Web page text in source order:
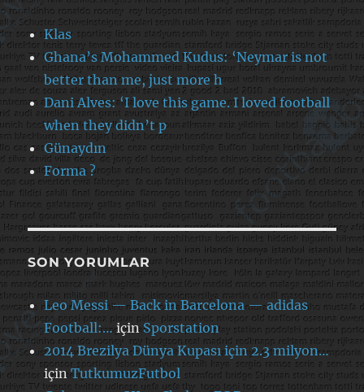
Klas
Ghana’s Mohammed Kudus: ‘Neymar is not
better than me, just more h
Dani Alves: ‘I love this game. I loved football
when they didn’t p
Günaydın
Forma ?
SON YORUMLAR
Leo Messi — Back in Barcelona — adidas
Football:…için Sporstation
2014 Brezilya Dünya Kupası için 2.3 milyon…
içinTutkumuzFutbol